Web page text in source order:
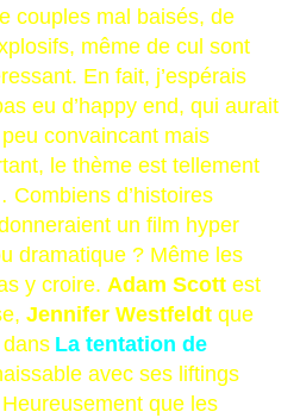
couples mal baisés, de
même de cul sont
En fait, j’espérais
eu d’happy end, qui aurait
convaincant mais
le thème est tellement
d’histoires
un film hyper
dramatique ? Même les
y croire. Adam Scott est
Jennifer Westfeldt que
dans La tentation de
avec ses liftings
que les